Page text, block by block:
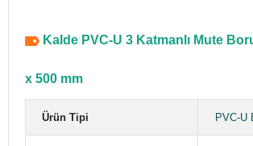
Kalde PVC-U 3 Katmanlı Mute
x 500 mm
Ürün Tipi PVC-U